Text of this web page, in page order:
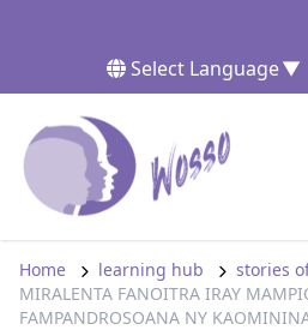
Select Language▼
Home learning hub
stories
MIRALENTA FANOITRA IRAY
FAMPANDROSOANA NY